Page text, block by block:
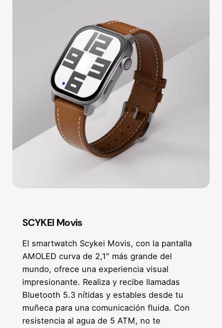
SCYKEI Movis
El smartwatch Scykei Movis, con la pantalla
AMOLED curva de 2,1″ más grande del
mundo, ofrece una experiencia visual
impresionante. Realiza y recibe llamadas
Bluetooth 5.3 nítidas y estables desde tu
muñeca para una comunicación fluida. Con
resistencia al agua de 5 ATM, no te